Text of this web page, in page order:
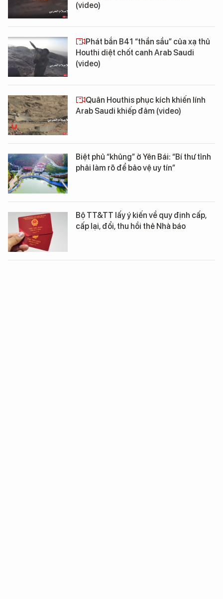
(video)
Phát bắn B41 “thần sầu” của xạ thủ
Houthi diệt chốt canh Arab Saudi
(video)
Quân Houthis phục kích khiến lính
Arab Saudi khiếp đảm (video)
Biệt phủ “khủng” ở Yên Bái: “Bí thư tỉnh
phải làm rõ để bảo vệ uy tín”
Bộ TT&TT lấy ý kiến về quy định cấp,
cấp lại, đổi, thu hồi thẻ Nhà báo